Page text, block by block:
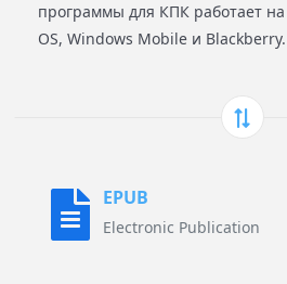
программы для КПК работает на
OS, Windows Mobile и Blackberry.
EPUB
Electronic Publication